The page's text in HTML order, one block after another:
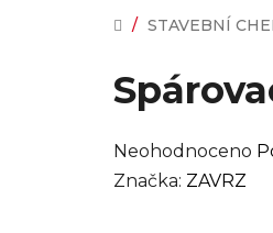
DOMŮ
/ STAVEBNÍ
Průměrné
hodnocení
Neohodnoceno
Značka: ZAVRZ